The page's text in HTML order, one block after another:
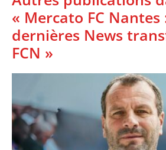
« Mercato FC Nantes
dernières News
FCN »